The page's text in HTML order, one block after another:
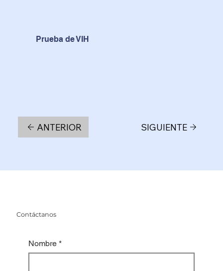
Prueba de VIH
ANTERIOR SIGUIENTE
Contáctanos
Nombre *